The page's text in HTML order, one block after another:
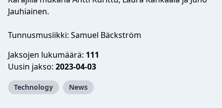
Jauhiainen.
Tunnusmusiikki: Samuel Bäckström
Jaksojen lukumäärä: 111
Uusin jakso: 2023-04-03
Technology News